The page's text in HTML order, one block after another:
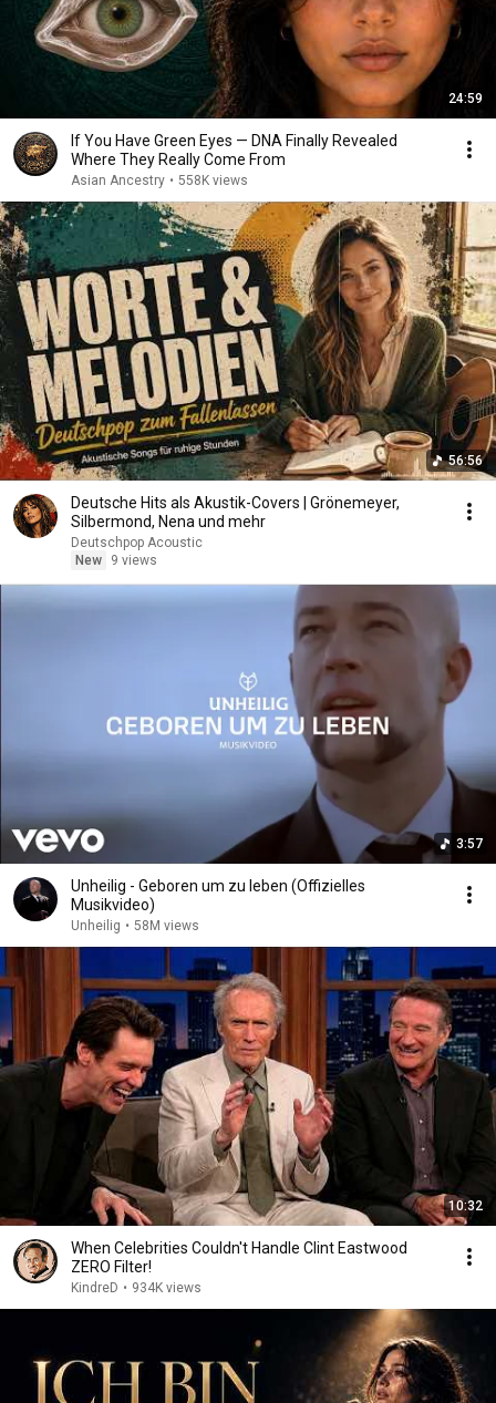
24:59
If You Have Green Eyes — DNA Finally Revealed
Where They Really Come From
Asian Ancestry • 558K views
56:56
Deutsche Hits als Akustik-Covers | Grönemeyer,
Silbermond, Nena und mehr
Deutschpop Acoustic
New
9 views
3:57
Unheilig - Geboren um zu leben (Offizielles
Musikvideo)
Unheilig • 58M views
10:32
When Celebrities Couldn't Handle Clint Eastwood
ZERO Filter!
KindreD • 934K views